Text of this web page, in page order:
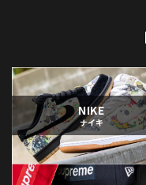
NIKE
ナイキ